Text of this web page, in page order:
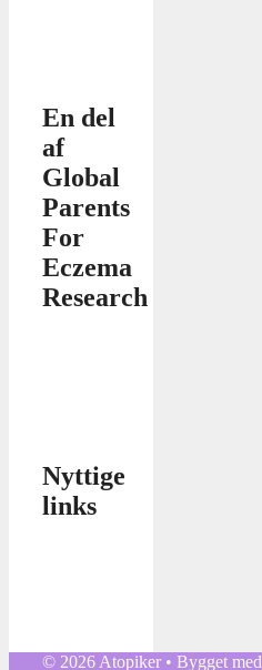
En del
af
Global
Parents
For
Eczema
Research
Nyttige
links
© 2026 Atopiker • Bygget med